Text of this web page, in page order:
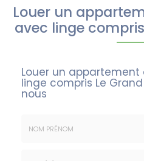
Louer un
avec linge
Louer un
linge compris Le
nous